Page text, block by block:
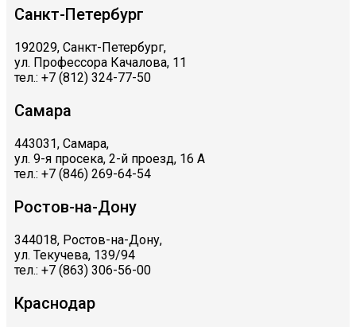
Санкт-Петербург
192029, Санкт-Петербург,
ул. Профессора Качалова, 11
тел.: +7 (812) 324-77-50
Самара
443031, Самара,
ул. 9-я просека, 2-й проезд, 16 А
тел.: +7 (846) 269-64-54
Ростов-на-Дону
344018, Ростов-на-Дону,
ул. Текучева, 139/94
тел.: +7 (863) 306-56-00
Краснодар